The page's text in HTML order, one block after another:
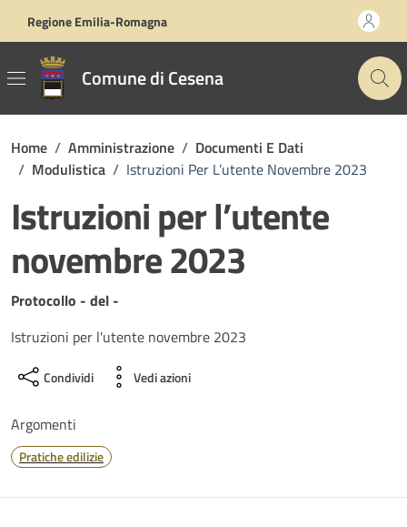
Regione Emilia-Romagna
Comune di Cesena
Home / Amministrazione / Documenti E Dati
/ Modulistica / Istruzioni Per L’utente Novembre 2023
Istruzioni per l’utente
novembre 2023
Dettagli del documento
Protocollo - del -
Istruzioni per l'utente novembre 2023
Condividi Vedi azioni
Argomenti
Pratiche edilizie